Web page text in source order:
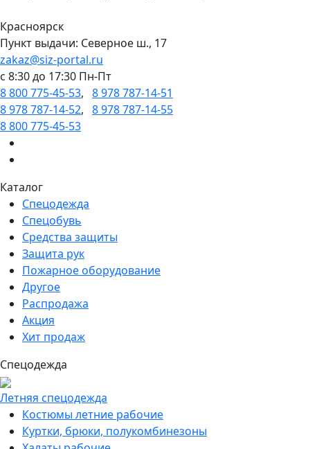
Красноярск
Пункт выдачи: Северное ш., 17
zakaz@siz-portal.ru
c 8:30 до 17:30 Пн-Пт
8 800 775-45-53, 8 978 787-14-51
8 978 787-14-52, 8 978 787-14-55
8 800 775-45-53
Каталог
Спецодежда
Спецобувь
Средства защиты
Защита рук
Пожарное оборудование
Другое
Распродажа
Акция
Хит продаж
Спецодежда
Летняя спецодежда
Костюмы летние рабочие
Куртки, брюки, полукомбинезоны